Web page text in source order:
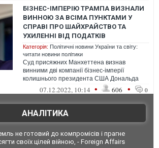
БІЗНЕС-ІМПЕРІЮ ТРАМПА ВИЗНАЛИ
ВИННОЮ ЗА ВСІМА ПУНКТАМИ У
СПРАВІ ПРО ШАЙХРАЙСТВО ТА
УХИЛЕННІ ВІД ПОДАТКІВ
Категорія: Політичні новини України та світу:
читати новини політики
Суд присяжних Манхеттена визнав
винними дві компанії бізнес-імперії
колишнього президента США Дональда
Трампа за численними звинуваченнями в
злочинном...
07.12.2022, 10:14 • 606 • 0
АНАЛІТИКА
не готовий до компромісів і прагне
своїх цілей війною, - Foreign Affairs